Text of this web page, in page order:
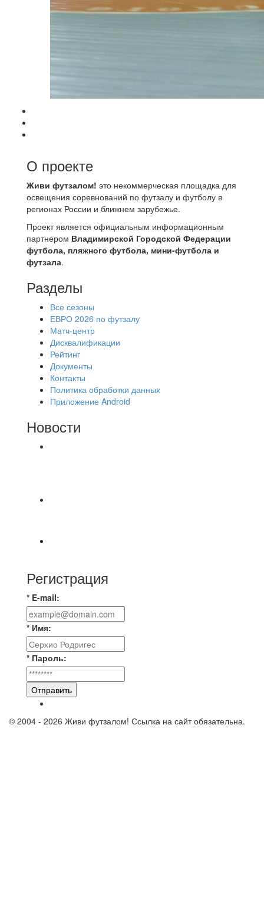
О проекте
Живи футзалом! это некоммерческая площадка для
освещения соревнований по футзалу и футболу в
регионах России и ближнем зарубежье.
Проект является официальным информационным
партнером Владимирской Городской Федерации
футбола, пляжного футбола, мини-футбола и
футзала.
Разделы
Все сезоны
ЕВРО 2026 по футзалу
Матч-центр
Дисквалификации
Рейтинг
Документы
Контакты
Политика обработки данных
Приложение Android
Новости
Регистрация
* E-mail:
* Имя:
* Пароль:
Отправить
© 2004 - 2026 Живи футзалом! Ссылка на сайт обязательна.